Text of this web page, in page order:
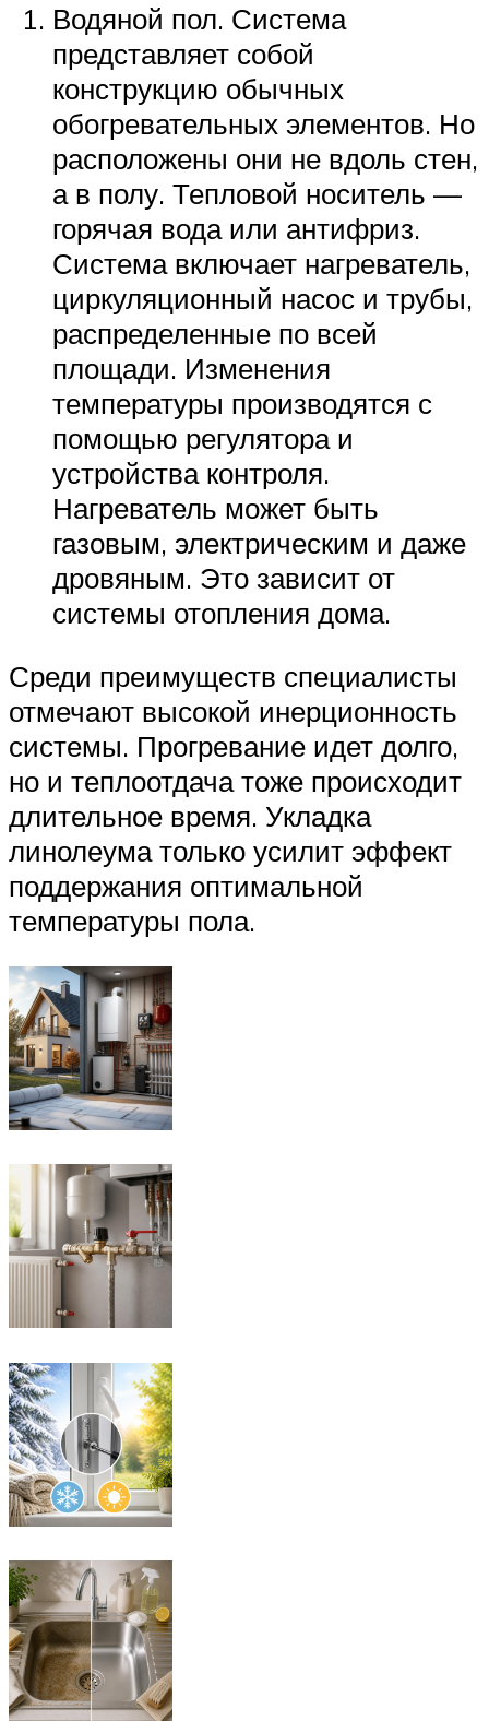
Водяной пол. Система
представляет собой
конструкцию обычных
обогревательных элементов. Но
расположены они не вдоль стен,
а в полу. Тепловой носитель —
горячая вода или антифриз.
Система включает нагреватель,
циркуляционный насос и трубы,
распределенные по всей
площади. Изменения
температуры производятся с
помощью регулятора и
устройства контроля.
Нагреватель может быть
газовым, электрическим и даже
дровяным. Это зависит от
системы отопления дома.
Среди преимуществ специалисты
отмечают высокой инерционность
системы. Прогревание идет долго,
но и теплоотдача тоже происходит
длительное время. Укладка
линолеума только усилит эффект
поддержания оптимальной
температуры пола.